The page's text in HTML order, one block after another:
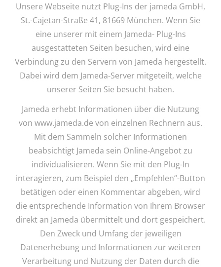
Unsere Webseite nutzt Plug-Ins der jameda GmbH,
St.-Cajetan-Straße 41, 81669 München. Wenn Sie
eine unserer mit einem Jameda- Plug-Ins
ausgestatteten Seiten besuchen, wird eine
Verbindung zu den Servern von Jameda hergestellt.
Dabei wird dem Jameda-Server mitgeteilt, welche
unserer Seiten Sie besucht haben.
Jameda erhebt Informationen über die Nutzung
von www.jameda.de von einzelnen Rechnern aus.
Mit dem Sammeln solcher Informationen
beabsichtigt Jameda sein Online-Angebot zu
individualisieren. Wenn Sie mit den Plug-In
interagieren, zum Beispiel den „Empfehlen“-Button
betätigen oder einen Kommentar abgeben, wird
die entsprechende Information von Ihrem Browser
direkt an Jameda übermittelt und dort gespeichert.
Den Zweck und Umfang der jeweiligen
Datenerhebung und Informationen zur weiteren
Verarbeitung und Nutzung der Daten durch die